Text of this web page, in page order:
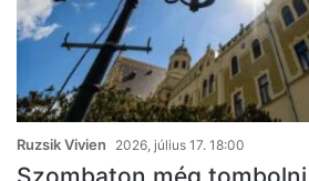
Ruzsik Vivien 2026, július 17. 18:00